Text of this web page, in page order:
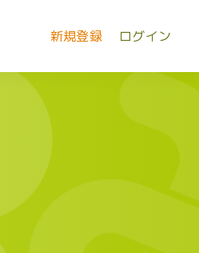
新規登録 ログイン